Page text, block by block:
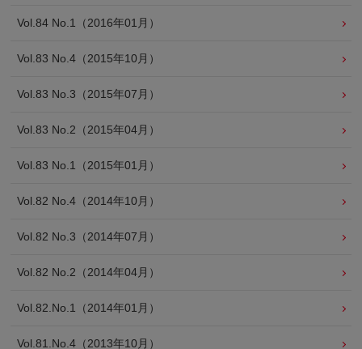
Vol.84 No.1（2016年01月）
Vol.83 No.4（2015年10月）
Vol.83 No.3（2015年07月）
Vol.83 No.2（2015年04月）
Vol.83 No.1（2015年01月）
Vol.82 No.4（2014年10月）
Vol.82 No.3（2014年07月）
Vol.82 No.2（2014年04月）
Vol.82.No.1（2014年01月）
Vol.81.No.4（2013年10月）